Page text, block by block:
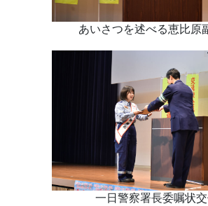
あいさつを述べる恵比原
一日警察署長委嘱状